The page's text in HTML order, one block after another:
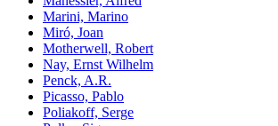
Marini, Marino
Miró, Joan
Motherwell, Robert
Nay, Ernst Wilhelm
Penck, A.R.
Picasso, Pablo
Poliakoff, Serge